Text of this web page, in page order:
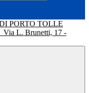
Via L. Brunetti, 17 -